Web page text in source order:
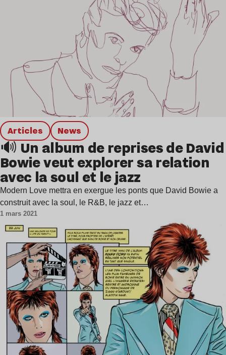
Articles news
🔊 Un album de reprises de David
Bowie veut explorer sa relation
avec la soul et le jazz
Modern Love mettra en exergue les ponts que David Bowie a
construit avec la soul, le R&B, le jazz et…
1 mars 2021